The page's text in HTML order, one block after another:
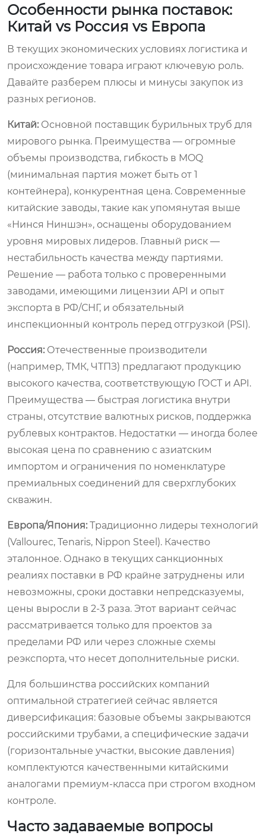
Особенности рынка поставок:
Китай vs Россия vs Европа
В текущих экономических условиях логистика и
происхождение товара играют ключевую роль.
Давайте разберем плюсы и минусы закупок из
разных регионов.
Китай: Основной поставщик бурильных труб для
мирового рынка. Преимущества — огромные
объемы производства, гибкость в MOQ
(минимальная партия может быть от 1
контейнера), конкурентная цена. Современные
китайские заводы, такие как упомянутая выше
«Нинся Ниншэн», оснащены оборудованием
уровня мировых лидеров. Главный риск —
нестабильность качества между партиями.
Решение — работа только с проверенными
заводами, имеющими лицензии API и опыт
экспорта в РФ/СНГ, и обязательный
инспекционный контроль перед отгрузкой (PSI).
Россия: Отечественные производители
(например, ТМК, ЧТПЗ) предлагают продукцию
высокого качества, соответствующую ГОСТ и API.
Преимущества — быстрая логистика внутри
страны, отсутствие валютных рисков, поддержка
рублевых контрактов. Недостатки — иногда более
высокая цена по сравнению с азиатским
импортом и ограничения по номенклатуре
премиальных соединений для сверхглубоких
скважин.
Европа/Япония: Традиционно лидеры технологий
(Vallourec, Tenaris, Nippon Steel). Качество
эталонное. Однако в текущих санкционных
реалиях поставки в РФ крайне затруднены или
невозможны, сроки доставки непредсказуемы,
цены выросли в 2-3 раза. Этот вариант сейчас
рассматривается только для проектов за
пределами РФ или через сложные схемы
реэкспорта, что несет дополнительные риски.
Для большинства российских компаний
оптимальной стратегией сейчас является
диверсификация: базовые объемы закрываются
российскими трубами, а специфические задачи
(горизонтальные участки, высокие давления)
комплектуются качественными китайскими
аналогами премиум-класса при строгом входном
контроле.
Часто задаваемые вопросы